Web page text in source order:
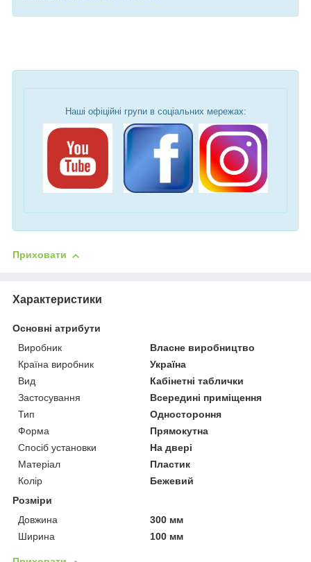
Наші офіційні групи в соціальних мережах:
Приховати
Характеристики
Основні атрибути
Виробник
Власне виробництво
Країна виробник
Україна
Вид
Кабінетні таблички
Застосування
Всередині приміщення
Тип
Одностороння
Форма
Прямокутна
Спосіб установки
На двері
Матеріал
Пластик
Колір
Бежевий
Розміри
Довжина
300 мм
Ширина
100 мм